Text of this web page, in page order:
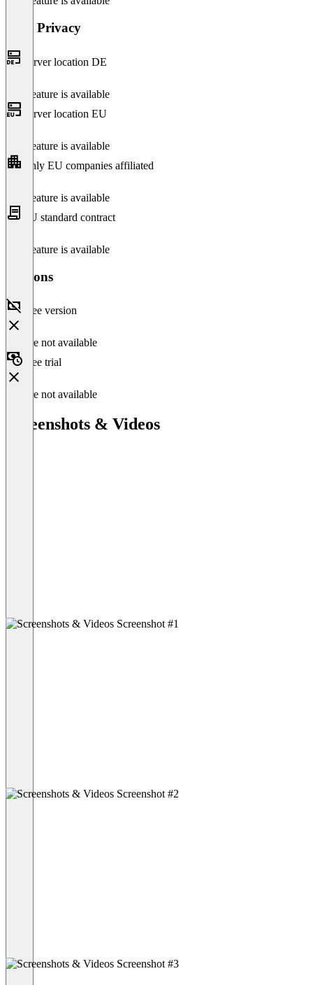
Data Privacy
Server location DE
This feature is available
Server location EU
This feature is available
Only EU companies affiliated
This feature is available
EU standard contract
This feature is available
Versions
Free version
Feature not available
Free trial
Feature not available
Screenshots & Videos